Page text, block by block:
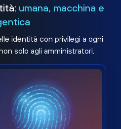
umana, macchina e
identità con privilegi a ogni
solo agli amministratori.